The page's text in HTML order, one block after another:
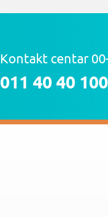
Kontakt centar
011 40 40 100